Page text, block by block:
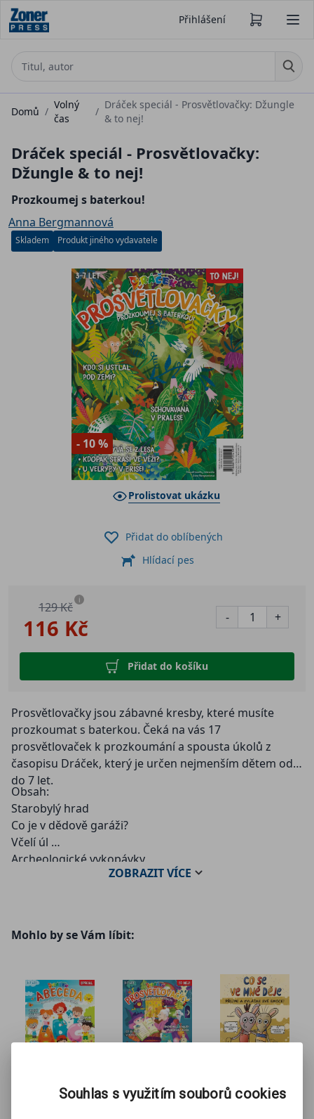
Přihlášení
Domů /
Volný
čas
/
Dráček speciál - Prosvětlovačky: Džungle
& to nej!
Dráček speciál - Prosvětlovačky:
Džungle & to nej!
Prozkoumej s baterkou!
Anna Bergmannová
Skladem Produkt jiného vydavatele
- 10 %
Prolistovat ukázku
116 Kč
129 Kč i
- +
Přidat do košíku
Přidat do oblíbených
Hlídací pes
Prosvětlovačky jsou zábavné kresby, které musíte
prozkoumat s baterkou. Čeká na vás 17
prosvětlovaček k prozkoumání a spousta úkolů z
časopisu Dráček, který je určen nejmenším dětem od 3
do 7 let.
Obsah:
Starobylý hrad
Co je v dědově garáži?
Včelí úl
Archeologické vykopávky
Deštný prales
Nepořádek ve skříni
Sklízíme úrodu
Co se děje ve věži
Domek v zahradě
Kdy budou Vánoce?
ZOBRAZITVÍCE
Mohlo by se Vám líbit:
speciál –
speciál -
mně děje
Souhlas s využitím souborů cookies